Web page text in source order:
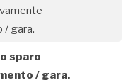
sparo
/ gara.